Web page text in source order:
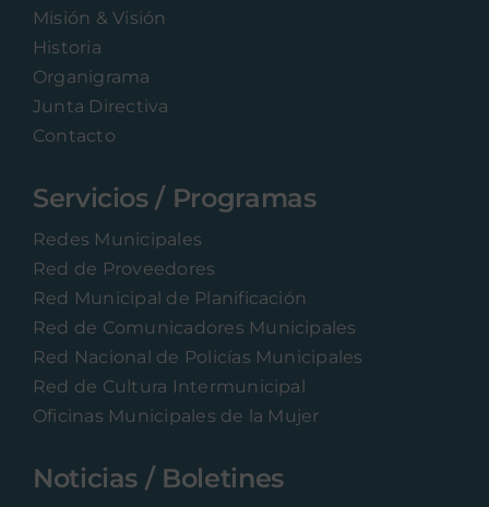
Misión & Visión
Historia
Organigrama
Junta Directiva
Contacto
Servicios / Programas
Redes Municipales
Red de Proveedores
Red Municipal de Planificación
Red de Comunicadores Municipales
Red Nacional de Policías Municipales
Red de Cultura Intermunicipal
Oficinas Municipales de la Mujer
Noticias / Boletines